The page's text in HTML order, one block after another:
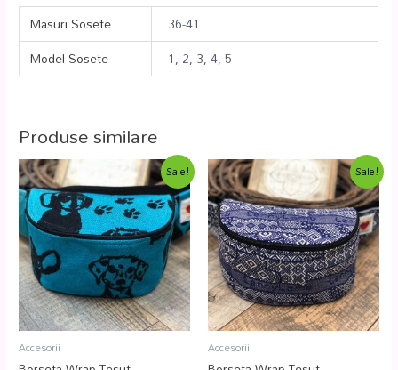
Masuri Sosete
36-41
Model Sosete
1, 2, 3, 4, 5
Produse similare
Sale!
Accesorii
Sale!
Accesorii